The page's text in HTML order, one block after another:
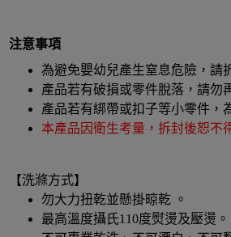
注意事項
為避免嬰幼兒產生窒息危險，請
產品若有破損或零件脫落，請勿
產品若有綁帶或扣子等小零件，
本產品因衛生考量，拆封後恕不
【洗滌方式】
勿大力扭乾並懸掛晾乾 。
最高溫度攝氏110度熨燙及壓燙。